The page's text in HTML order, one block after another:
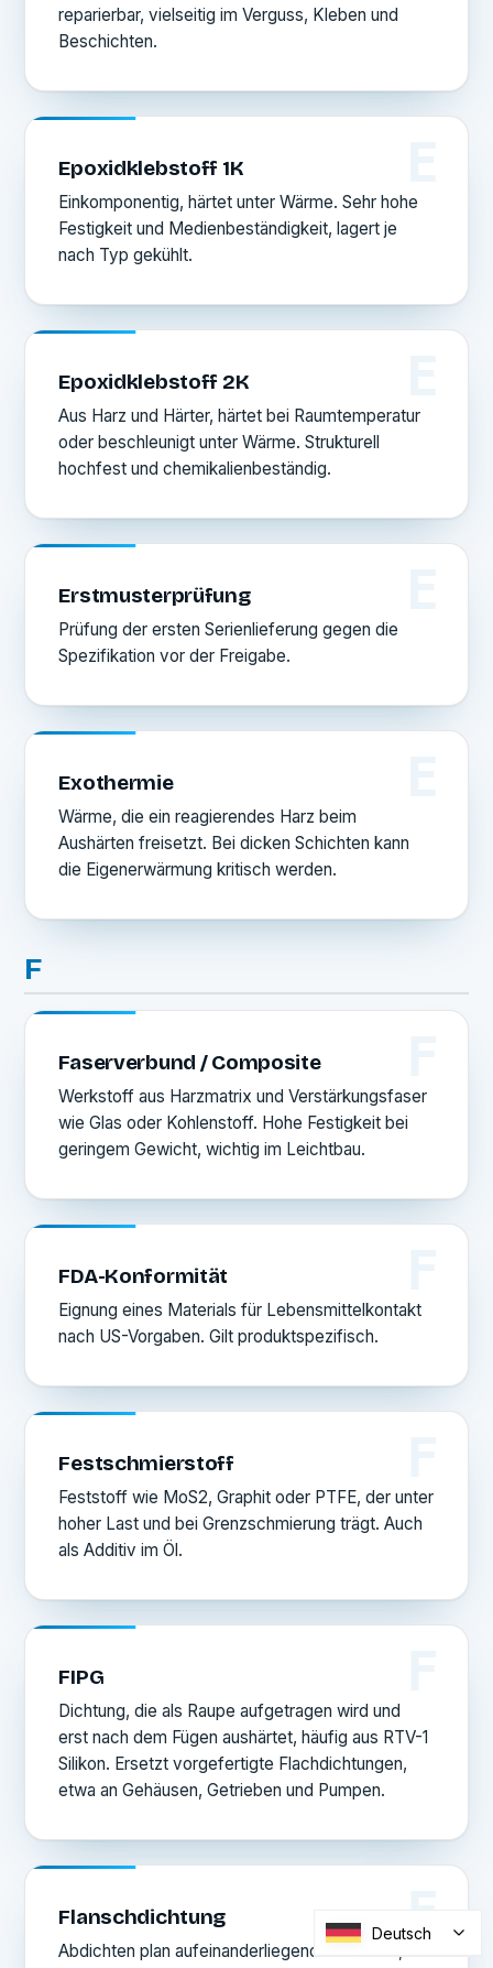
reparierbar, vielseitig im Verguss, Kleben und
Beschichten.
Epoxidklebstoff 1K
Einkomponentig, härtet unter Wärme. Sehr hohe
Festigkeit und Medienbeständigkeit, lagert je
nach Typ gekühlt.
Epoxidklebstoff 2K
Aus Harz und Härter, härtet bei Raumtemperatur
oder beschleunigt unter Wärme. Strukturell
hochfest und chemikalienbeständig.
Erstmusterprüfung
Prüfung der ersten Serienlieferung gegen die
Spezifikation vor der Freigabe.
Exothermie
Wärme, die ein reagierendes Harz beim
Aushärten freisetzt. Bei dicken Schichten kann
die Eigenerwärmung kritisch werden.
F
Faserverbund / Composite
Werkstoff aus Harzmatrix und Verstärkungsfaser
wie Glas oder Kohlenstoff. Hohe Festigkeit bei
geringem Gewicht, wichtig im Leichtbau.
FDA-Konformität
Eignung eines Materials für Lebensmittelkontakt
nach US-Vorgaben. Gilt produktspezifisch.
Festschmierstoff
Feststoff wie MoS2, Graphit oder PTFE, der unter
hoher Last und bei Grenzschmierung trägt. Auch
als Additiv im Öl.
FIPG
Dichtung, die als Raupe aufgetragen wird und
erst nach dem Fügen aushärtet, häufig aus RTV-1
Silikon. Ersetzt vorgefertigte Flachdichtungen,
etwa an Gehäusen, Getrieben und Pumpen.
F
Flanschdichtung
Abdichten plan aufeinanderliegender Flächen,
Deutsch